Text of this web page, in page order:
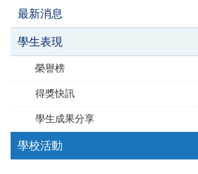
最新消息
學生表現
榮譽榜
得獎快訊
學生成果分享
學校活動